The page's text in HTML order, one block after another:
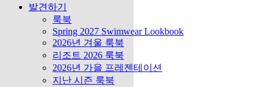
발견하기
룩북
Spring 2027 Swimwear Lookbook
2026년 겨울 룩북
리조트 2026 룩북
2026년 가을 프레젠테이션
지난 시즌 룩북